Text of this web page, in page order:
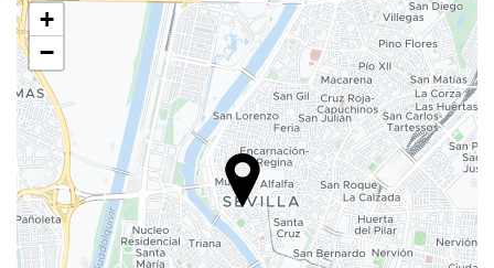
Recepció 24 hores
Guardaequipatges
Menjar i beguda
Restaurant a la carta
Bar
Piscina
+
−